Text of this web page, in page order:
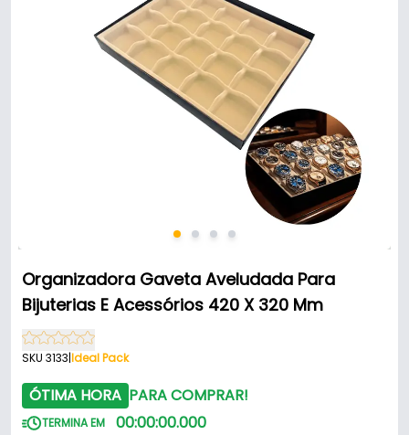
Organizadora Gaveta Aveludada Para
Bijuterias E Acessórios 420 X 320 Mm
SKU 3133|Ideal Pack
ÓTIMA HORA PARA COMPRAR!
TERMINA EM 00:00:00.000